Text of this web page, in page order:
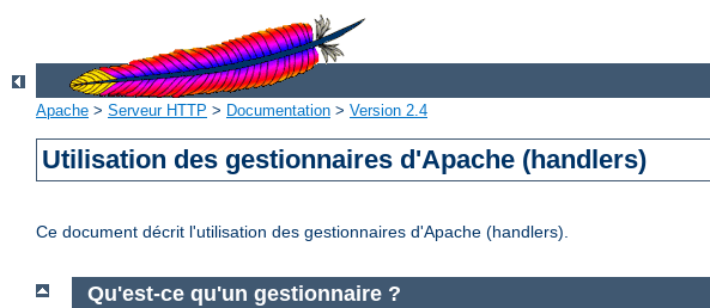
Apache > Serveur HTTP > Documentation > Version 2.4
Utilisation des gestionnaires d'Apache (handlers)
Ce document décrit l'utilisation des gestionnaires d'Apache (handlers).
Qu'est-ce qu'un gestionnaire ?